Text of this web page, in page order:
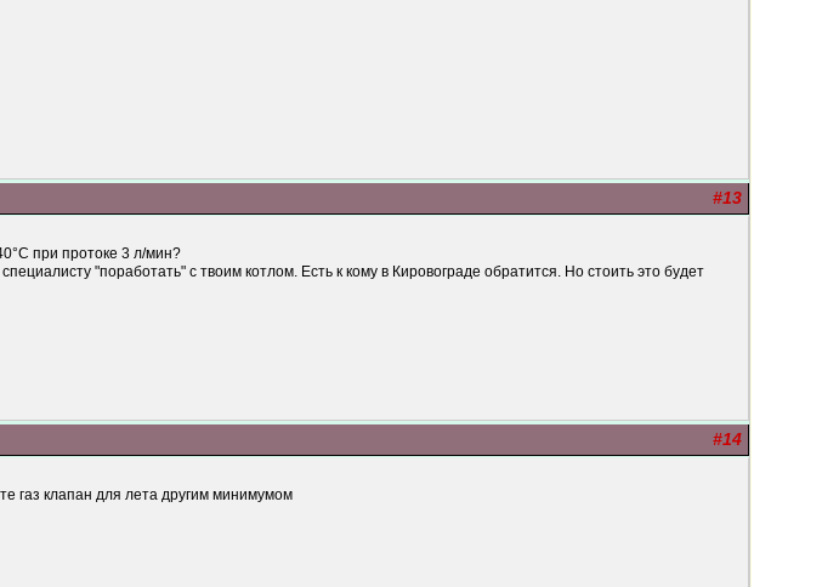
#13
при протоке 3 л/мин?
"поработать" с твоим котлом. Есть к кому в Кировограде обратится. Но стоить это будет
#14
газ клапан для лета другим минимумом